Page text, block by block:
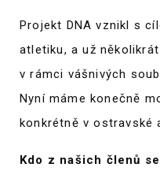
Projekt DNA vznikl s
atletiku, a už
v rámci vášnivých
Nyní máme konečně
konkrétně v ostravské
Kdo z našich členů